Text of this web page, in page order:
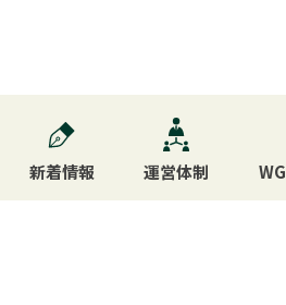
新着情報 運営体制 WG